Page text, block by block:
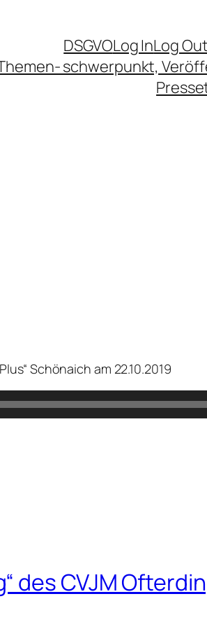
DSGVOLog InLog Out
schwerpunkt,
Schönaich am 22.10.2019
des CVJM